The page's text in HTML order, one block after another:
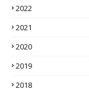
2022
2021
2020
2019
2018